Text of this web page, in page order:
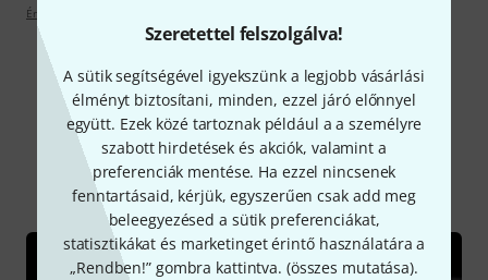
Szeretettel felszolgálva!
A sütik segítségével igyekszünk a legjobb vásárlási
élményt biztosítani, minden, ezzel járó előnnyel
együtt. Ezek közé tartoznak például a a személyre
szabott hirdetések és akciók, valamint a
preferenciák mentése. Ha ezzel nincsenek
fenntartásaid, kérjük, egyszerűen csak add meg
beleegyezésed a sütik preferenciákat,
statisztikákat és marketinget érintő használatára a
„Rendben!” gombra kattintva. (összes mutatása).
Értékelési irányelvek
Tudtad?
Mind Kalauz